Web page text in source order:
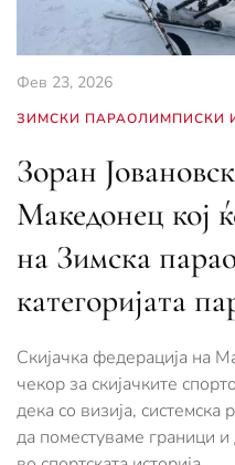
Фев 23, 2026
ЗИМСКИ ПАРАОЛИМПИСКИ
Зоран
Македонец кој
на Зимска
категоријата
Скијачка федерација на
чекор за скијачките
дека со визија,
да поместуваме граници